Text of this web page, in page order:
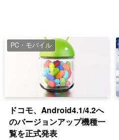
PC・モバイル
ドコモ、Android4.1/4.2へ
のバージョンアップ機種一
覧を正式発表